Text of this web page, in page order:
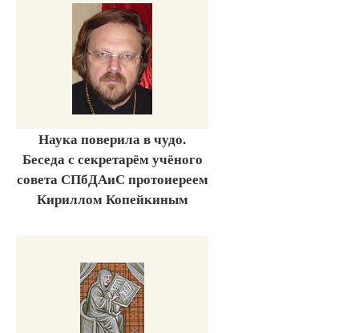
Наука поверила в чудо.
Беседа с секретарём учёного
совета СПбДАиС протоиереем
Кириллом Копейкиным